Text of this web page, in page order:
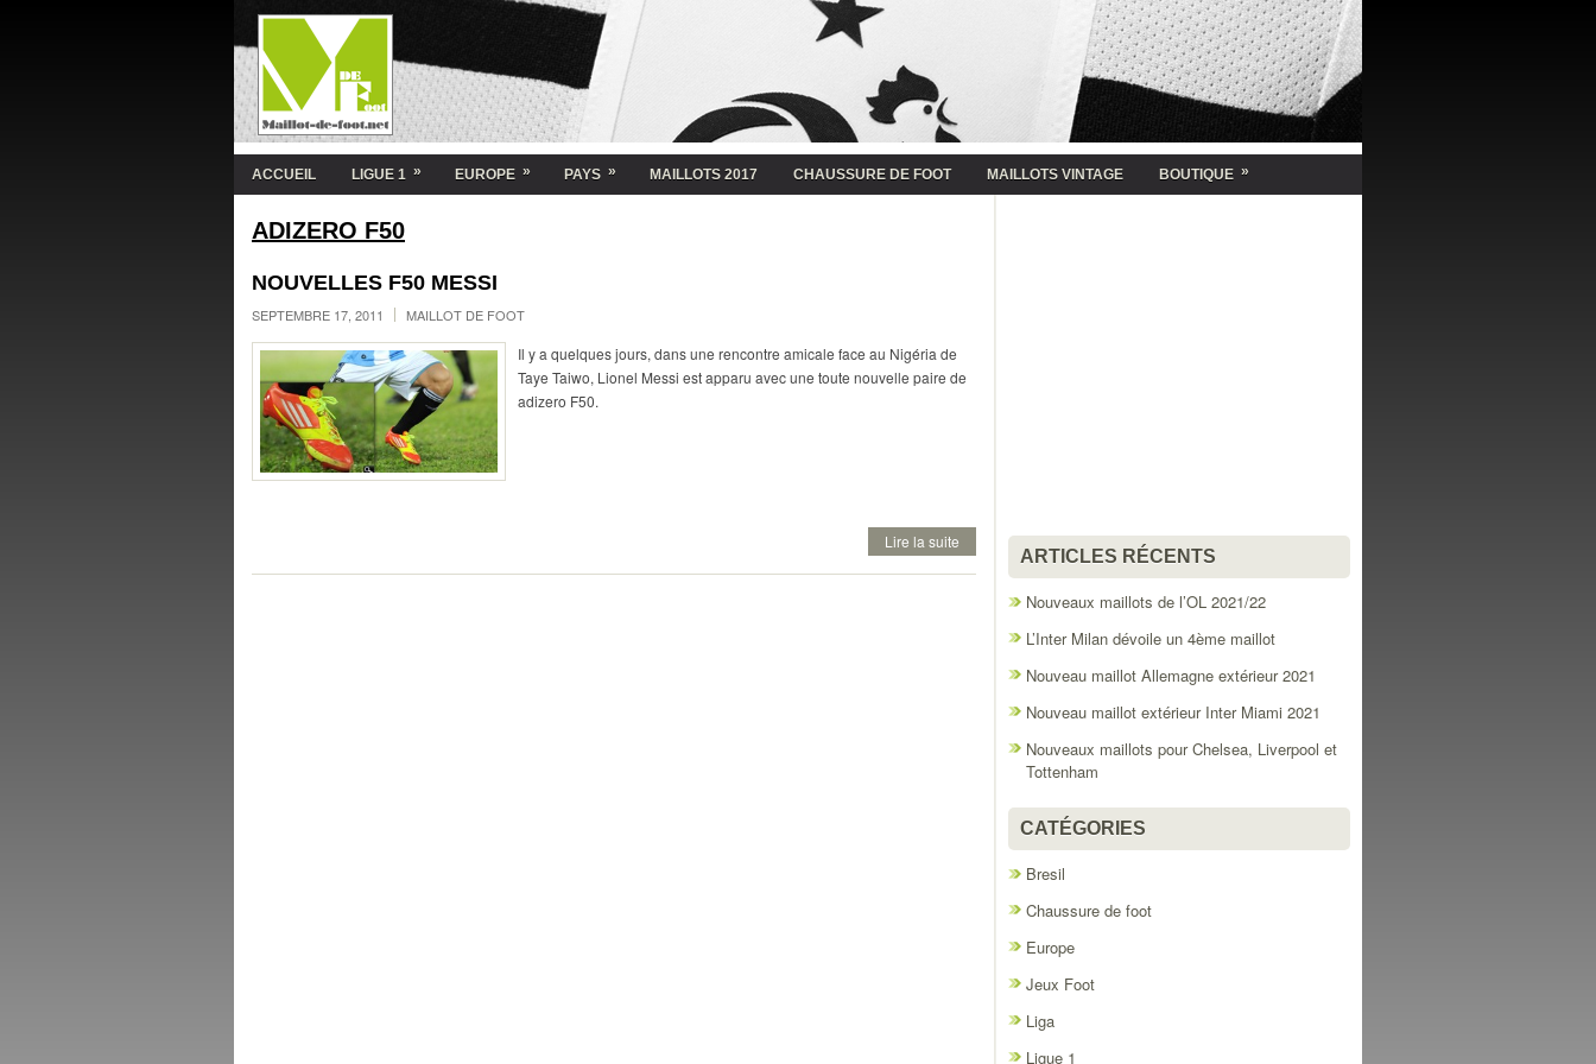
ACCUEIL LIGUE 1 » EUROPE » PAYS » MAILLOTS 2017 CHAUSSURE DE FOOT MAILLOTS VINTAGE BOUTIQUE »
ADIZERO F50
NOUVELLES F50 MESSI
SEPTEMBRE 17, 2011 MAILLOT DE FOOT
Il y a quelques jours, dans une rencontre amicale face au Nigéria de
Taye Taiwo, Lionel Messi est apparu avec une toute nouvelle paire de
adizero F50.
Lire la suite
ARTICLES RÉCENTS
Nouveaux maillots de l’OL 2021/22
L’Inter Milan dévoile un 4ème maillot
Nouveau maillot Allemagne extérieur 2021
Nouveau maillot extérieur Inter Miami 2021
Nouveaux maillots pour Chelsea, Liverpool et
Tottenham
CATÉGORIES
Bresil
Chaussure de foot
Europe
Jeux Foot
Liga
Ligue 1